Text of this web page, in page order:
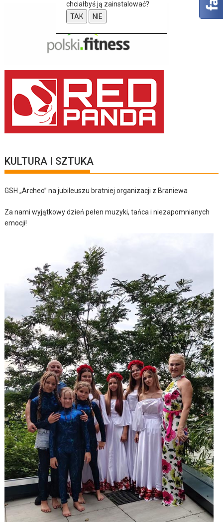
KULTURA I SZTUKA
GSH „Archeo” na jubileuszu bratniej organizacji z Braniewa
Za nami wyjątkowy dzień pełen muzyki, tańca i niezapomnianych
emocji!
chciałbyś ją zainstalować?
TAK
NIE